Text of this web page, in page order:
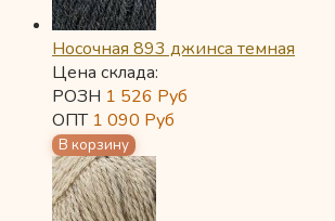
Носочная 893 джинса темная
Цена склада:
РОЗН 1 526 Руб
ОПТ 1 090 Руб